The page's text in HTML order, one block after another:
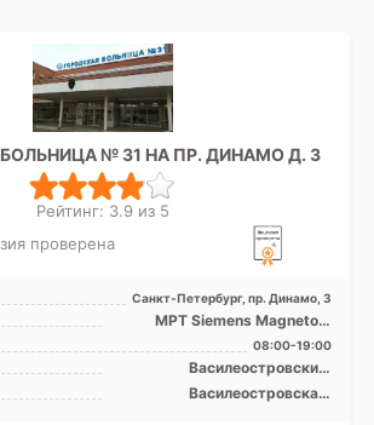
№ 31 НА ПР. ДИНАМО Д. 3
Рейтинг: 3.9 из 5
проверена
Санкт-Петербург, пр. Динамо, 3
МРТ Siemens Magnetom
Espree 1.5T закрытый тип, КТ
Aquilion 64 фирмы To ...
08:00-19:00
Василеостровский,
Петроградский, Приморский
Василеостровская,